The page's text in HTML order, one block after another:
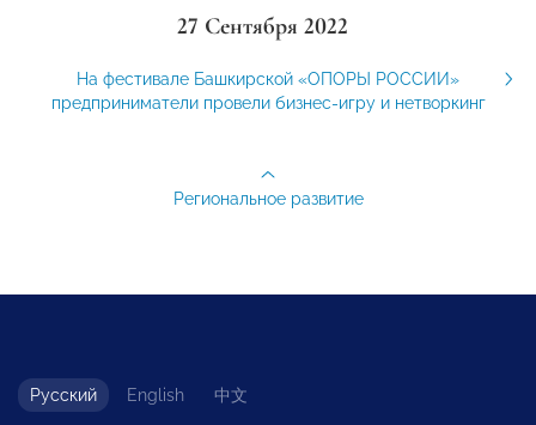
27 Сентября 2022
На фестивале Башкирской «ОПОРЫ РОССИИ»
предприниматели провели бизнес-игру и нетворкинг
Региональное развитие
Русский English 中文